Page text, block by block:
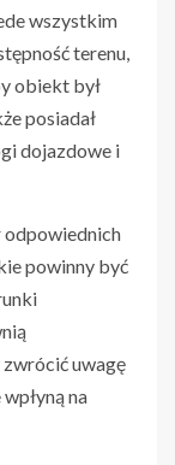
wszystkim
terenu,
obiekt był
posiadał
dojazdowe i
powinny być
uwagę
na